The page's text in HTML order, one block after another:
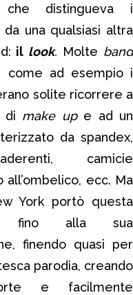
che distingueva i
una qualsiasi altra
il look. Molte band
come ad esempio i
solite ricorrere a
di make upe ad un
da spandex,
camicie
ecc. Ma
York portò questa
fino alla sua
finendo quasi per
parodia, creando
e facilmente